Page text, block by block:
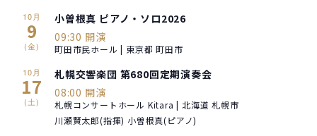
10月
9
(金)
小曽根真 ピアノ・ソロ2026
09:30 開演
町田市民ホール | 東京都 町田市
10月
17
(土)
札幌交響楽団 第680回定期演奏会
08:00 開演
札幌コンサートホール Kitara | 北海道 札幌市
川瀬賢太郎(指揮) 小曽根真(ピアノ)